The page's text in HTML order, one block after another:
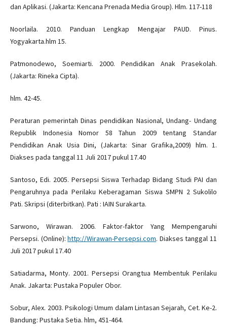
dan Aplikasi. (Jakarta: Kencana Prenada Media Group). Hlm. 117-118
Noorlaila. 2010. Panduan Lengkap Mengajar PAUD. Pinus.
Yogyakarta.hlm 15.
Patmonodewo, Soemiarti. 2000. Pendidikan Anak Prasekolah.
(Jakarta: Rineka Cipta).
hlm. 42-45.
Peraturan pemerintah Dinas pendidikan Nasional, Undang- Undang
Republik Indonesia Nomor 58 Tahun 2009 tentang Standar
Pendidikan Anak Usia Dini, (Jakarta: Sinar Grafika,2009) hlm. 1.
Diakses pada tanggal 11 Juli 2017 pukul 17.40
Santoso, Edi. 2005. Persepsi Siswa Terhadap Bidang Studi PAI dan
Pengaruhnya pada Perilaku Keberagaman Siswa SMPN 2 Sukolilo
Pati. Skripsi (diterbitkan). Pati : IAIN Surakarta.
Sarwono, Wirawan. 2006. Faktor-faktor Yang Mempengaruhi
Persepsi. (Online):http://Wirawan-Persepsi.com. Diakses tanggal 11
Juli 2017 pukul 17.40
Satiadarma, Monty. 2001. Persepsi Orangtua Membentuk Perilaku
Anak. Jakarta: Pustaka Populer Obor.
Sobur, Alex. 2003. Psikologi Umum dalam Lintasan Sejarah, Cet. Ke-2.
Bandung: Pustaka Setia. hlm, 451-464.